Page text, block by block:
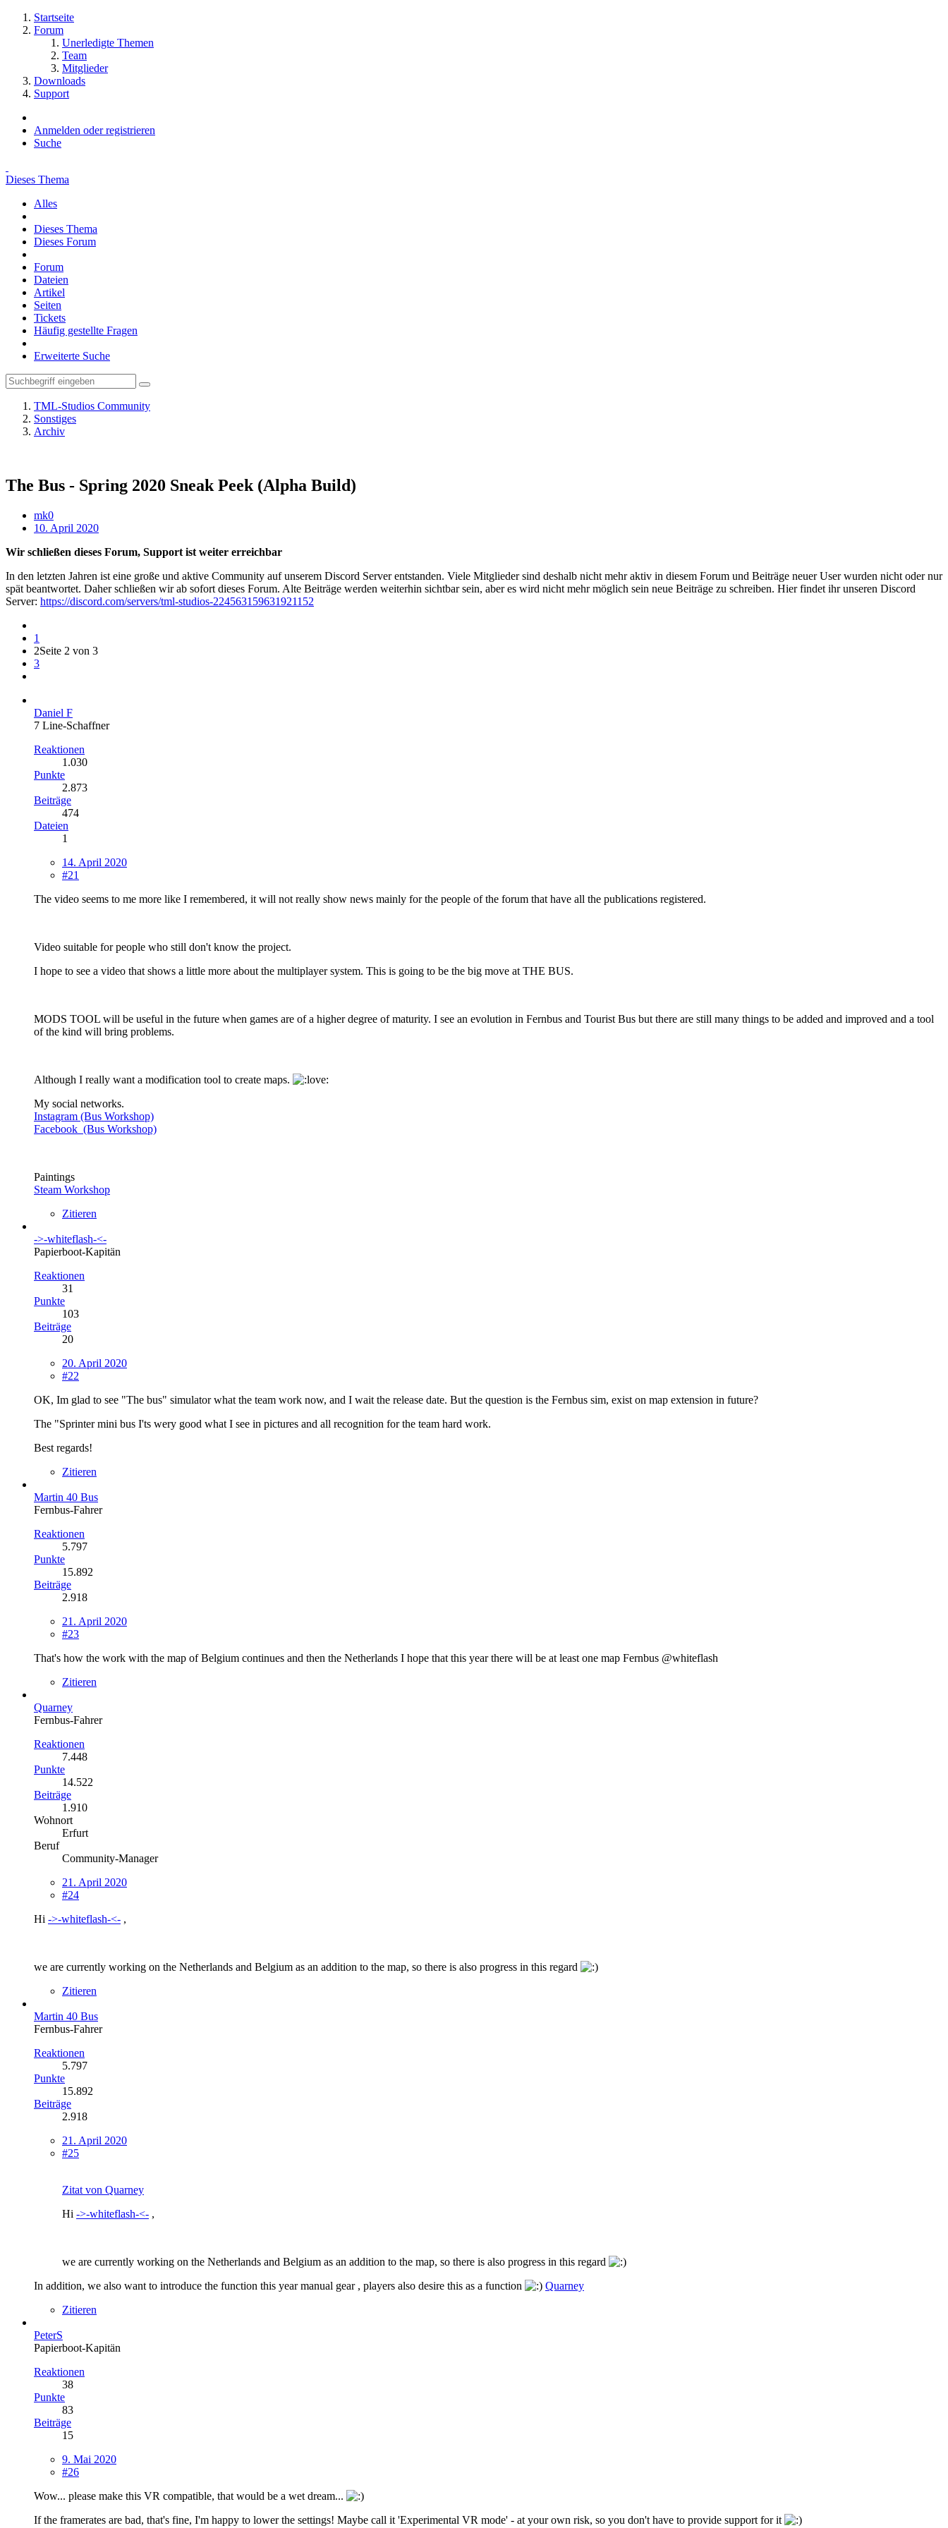
Startseite
Forum
Unerledigte Themen
Team
Mitglieder
Downloads
Support
Anmelden oder registrieren
Suche
Dieses Thema
Alles
Dieses Thema
Dieses Forum
Forum
Dateien
Artikel
Seiten
Tickets
Häufig gestellte Fragen
Erweiterte Suche
TML-Studios Community
Sonstiges
Archiv
The Bus - Spring 2020 Sneak Peek (Alpha Build)
mk0
10. April 2020
Wir schließen dieses Forum, Support ist weiter erreichbar
In den letzten Jahren ist eine große und aktive Community auf unserem Discord Server entstanden. Viele Mitglieder sind deshalb nicht mehr aktiv in diesem Forum und Beiträge neuer User wurden nicht oder nur
spät beantwortet. Daher schließen wir ab sofort dieses Forum. Alte Beiträge werden weiterhin sichtbar sein, aber es wird nicht mehr möglich sein neue Beiträge zu schreiben. Hier findet ihr unseren Discord
Server: https://discord.com/servers/tml-studios-224563159631921152
1
2Seite 2 von 3
3
Daniel F
7 Line-Schaffner
Reaktionen
1.030
Punkte
2.873
Beiträge
474
Dateien
1
14. April 2020
#21
The video seems to me more like I remembered, it will not really show news mainly for the people of the forum that have all the publications registered.
Video suitable for people who still don't know the project.
I hope to see a video that shows a little more about the multiplayer system. This is going to be the big move at THE BUS.
MODS TOOL will be useful in the future when games are of a higher degree of maturity. I see an evolution in Fernbus and Tourist Bus but there are still many things to be added and improved and a tool
of the kind will bring problems.
Although I really want a modification tool to create maps.
My social networks.
Instagram (Bus Workshop)
Facebook (Bus Workshop)
Paintings
Steam Workshop
Zitieren
->-whiteflash-<-
Papierboot-Kapitän
Reaktionen
31
Punkte
103
Beiträge
20
20. April 2020
#22
OK, Im glad to see "The bus" simulator what the team work now, and I wait the release date. But the question is the Fernbus sim, exist on map extension in future?
The "Sprinter mini bus I'ts wery good what I see in pictures and all recognition for the team hard work.
Best regards!
Zitieren
Martin 40 Bus
Fernbus-Fahrer
Reaktionen
5.797
Punkte
15.892
Beiträge
2.918
21. April 2020
#23
That's how the work with the map of Belgium continues and then the Netherlands I hope that this year there will be at least one map Fernbus @whiteflash
Zitieren
Quarney
Fernbus-Fahrer
Reaktionen
7.448
Punkte
14.522
Beiträge
1.910
Wohnort
Erfurt
Beruf
Community-Manager
21. April 2020
#24
Hi ->-whiteflash-<- ,
we are currently working on the Netherlands and Belgium as an addition to the map, so there is also progress in this regard
Zitieren
Martin 40 Bus
Fernbus-Fahrer
Reaktionen
5.797
Punkte
15.892
Beiträge
2.918
21. April 2020
#25
Zitat von Quarney
Hi ->-whiteflash-<- ,
we are currently working on the Netherlands and Belgium as an addition to the map, so there is also progress in this regard
In addition, we also want to introduce the function this year manual gear , players also desire this as a function
Quarney
Zitieren
PeterS
Papierboot-Kapitän
Reaktionen
38
Punkte
83
Beiträge
15
9. Mai 2020
#26
Wow... please make this VR compatible, that would be a wet dream...
If the framerates are bad, that's fine, I'm happy to lower the settings! Maybe call it 'Experimental VR mode' - at your own risk, so you don't have to provide support for it